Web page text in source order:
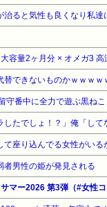
替できないものかｗｗｗｗ
守番中に全力で遊ぶ黒ね
者男性の姫が発見される